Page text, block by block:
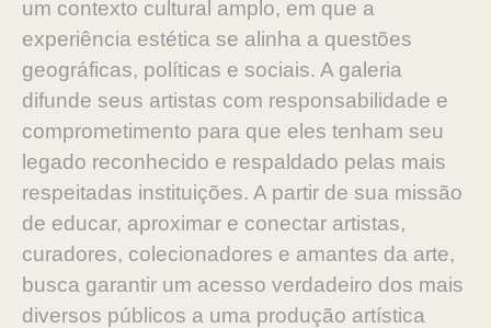
um contexto cultural amplo, em que a
experiência estética se alinha a questões
geográficas, políticas e sociais. A galeria
difunde seus artistas com responsabilidade e
comprometimento para que eles tenham seu
legado reconhecido e respaldado pelas mais
respeitadas instituições. A partir de sua missão
de educar, aproximar e conectar artistas,
curadores, colecionadores e amantes da arte,
busca garantir um acesso verdadeiro dos mais
diversos públicos a uma produção artística